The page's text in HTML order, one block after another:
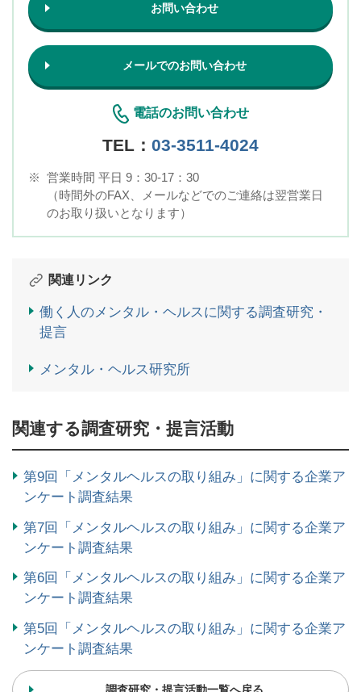
お問い合わせ
メールでのお問い合わせ
電話のお問い合わせ
TEL： 03-3511-4024
※ 営業時間 平日 9：30-17：30
（時間外のFAX、メールなどでのご連絡は翌営業日
のお取り扱いとなります）
関連リンク
働く人のメンタル・ヘルスに関する調査研究・
提言
メンタル・ヘルス研究所
関連する調査研究・提言活動
第9回「メンタルヘルスの取り組み」に関する企業ア
ンケート調査結果
第7回「メンタルヘルスの取り組み」に関する企業ア
ンケート調査結果
第6回「メンタルヘルスの取り組み」に関する企業ア
ンケート調査結果
第5回「メンタルヘルスの取り組み」に関する企業ア
ンケート調査結果